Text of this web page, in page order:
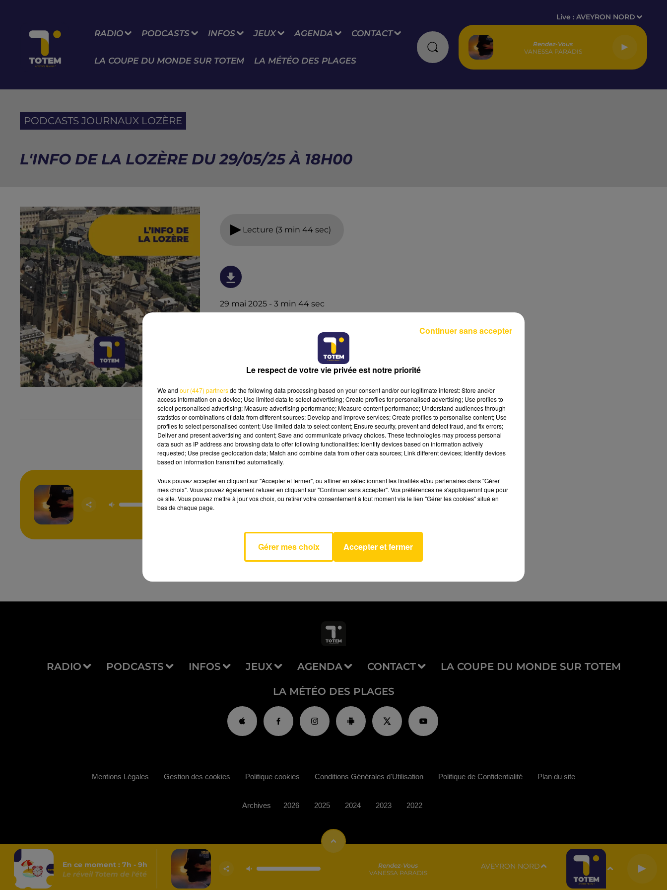
RADIO PODCASTS INFOS JEUX AGENDA CONTACT
LA COUPE DU MONDE SUR TOTEM LA MÉTÉO DES PLAGES
Live :AVEYRON NORD
Rendez-Vous
VANESSA PARADIS
PODCASTS JOURNAUX LOZÈRE
L'INFO DE LA LOZÈRE DU 29/05/25 À 18H00
Lecture (3 min 44 sec)
29 mai 2025 - 3 min 44 sec
Rendez-Vous
VANESSA
PARADIS
AVEYRON NORD
RADIO PODCASTS INFOS JEUX AGENDA CONTACT LA COUPE DU MONDE SUR TOTEM
LA MÉTÉO DES PLAGES
En ce moment : 7h - 9h
Le réveil Totem de l'été
Rendez-Vous
VANESSA PARADIS
AVEYRON NORD
Mentions Légales Gestion des cookies Politique cookies Conditions Générales d'Utilisation Politique de Confidentialité Plan du site
Archives 2026 2025 2024 2023 2022
Le respect de votre vie privée est notre priorité
We and our (447) partnersdo the following data processing based on your consent and/or our legitimate interest: Store and/or
access information on a device; Use limited data to select advertising; Create profiles for personalised advertising; Use profiles to
select personalised advertising; Measure advertising performance; Measure content performance; Understand audiences through
statistics or combinations of data from different sources; Develop and improve services; Create profiles to personalise content; Use
profiles to select personalised content; Use limited data to select content; Ensure security, prevent and detect fraud, and fix errors;
Deliver and present advertising and content; Save and communicate privacy choices. These technologies may process personal
data such as IP address and browsing data to offer following functionalities: Identify devices based on information actively
requested; Use precise geolocation data; Match and combine data from other data sources; Link different devices; Identify devices
based on information transmitted automatically.
Vous pouvez accepter en cliquant sur "Accepter et fermer", ou affiner en sélectionnant les finalités et/ou partenaires dans "Gérer
mes choix". Vous pouvez également refuser en cliquant sur "Continuer sans accepter". Vos préférences ne s'appliqueront que pour
ce site. Vous pouvez mettre à jour vos choix, ou retirer votre consentement à tout moment via le lien "Gérer les cookies" situé en
bas de chaque page.
Gérer mes choix Accepter et fermer
Continuer sans accepter